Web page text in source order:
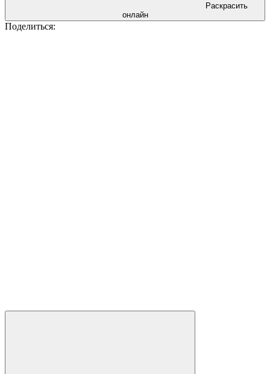
Раскрасить
онлайн
Поделиться: